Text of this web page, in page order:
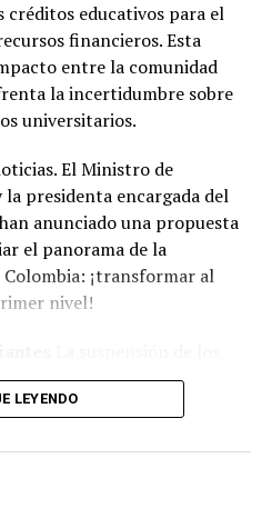
que los sueños sigan
ELECTRICO
2024: Un Cambio
créditos educativos para el
financieros. Esta
entre la comunidad
la incertidumbre sobre
universitarios.
El Ministro de
la presidenta encargada del
anunciado una propuesta
el panorama de la
¡transformar al
nivel!
estudiantes preocupados
embargo, las autoridades
mitigar el impacto
LEYENDO